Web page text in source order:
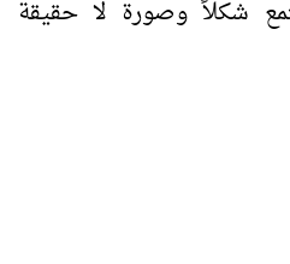
شكلاً وصورة لا حقيقة